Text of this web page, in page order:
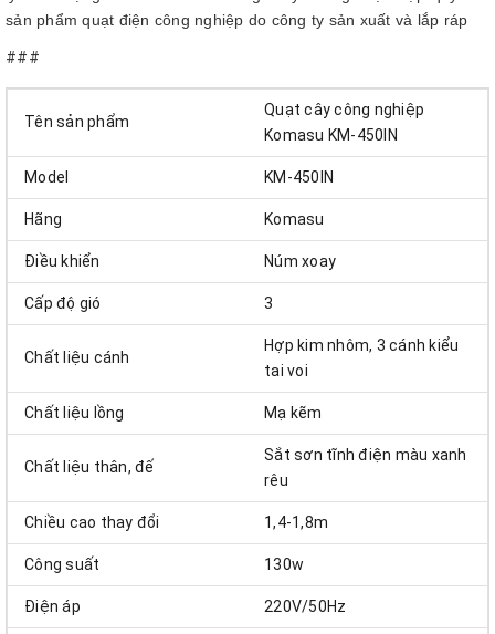
sản phẩm quạt điện công nghiệp do công ty sản xuất và lắp ráp
###
Tên sản phẩm
Quạt cây công nghiệp
Komasu KM-450IN
Model KM-450IN
Hãng Komasu
Điều khiển Núm xoay
Cấp độ gió 3
Chất liệu cánh
Hợp kim nhôm, 3 cánh kiểu
tai voi
Chất liệu lồng Mạ kẽm
Chất liệu thân, đế
Sắt sơn tĩnh điện màu xanh
rêu
Chiều cao thay đổi 1,4-1,8m
Công suất 130w
Điện áp 220V/50Hz